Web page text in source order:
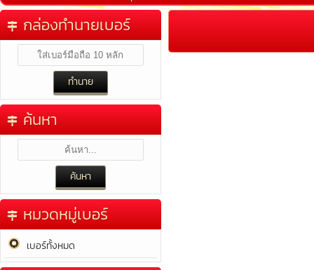
กล่องทำนายเบอร์
ค้นหา
หมวดหมู่เบอร์
เบอร์ทั้งหมด